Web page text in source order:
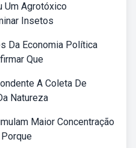
Um Agrotóxico
Insetos
Da Economia Política
Que
A Coleta De
Natureza
Maior Concentração